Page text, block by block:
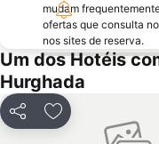
mudam
ofertas que consulta
nos sites de reserva.
Um dos Hotéis
Hurghada
PartilharAdicionar aos